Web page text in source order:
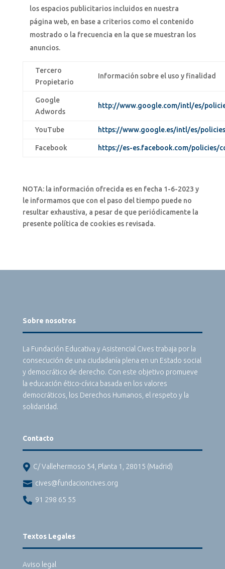
los espacios publicitarios incluidos en nuestra
página web, en base a criterios como el contenido
mostrado o la frecuencia en la que se muestran los
anuncios.
Tercero
Propietario
Información sobre el uso y finalidad
Google
Adwords
http://www.google.com/intl/es/
YouTube https://www.google.es/intl/es/
Facebook https://es-es.facebook.com/policies/
NOTA: la información ofrecida es en fecha 1-6-2023 y
le informamos que con el paso del tiempo puede no
resultar exhaustiva, a pesar de que periódicamente la
presente política de cookies es revisada.
Sobre nosotros
La Fundación Educativa y Asistencial Cives trabaja por la
consecución de una ciudadanía plena en un Estado social
y democrático de derecho. Con este objetivo promueve
la educación ético-cívica basada en los valores
democráticos, los Derechos Humanos, el respeto y la
solidaridad.
Contacto
 C/ Vallehermoso 54, Planta 1, 28015 (Madrid)
 cives@fundacioncives.org
 91 298 65 55
Textos Legales
Aviso legal